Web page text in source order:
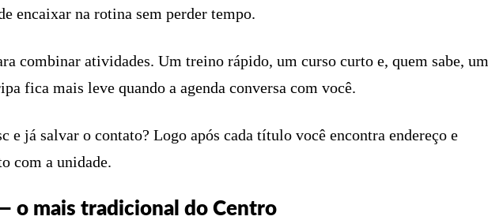
encaixar na rotina sem perder tempo.
combinar atividades. Um treino rápido, um curso curto e, quem sabe, um
fica mais leve quando a agenda conversa com você.
e já salvar o contato? Logo após cada título você encontra endereço e
com a unidade.
o mais tradicional do Centro